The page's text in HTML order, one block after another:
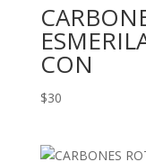
CON
$30